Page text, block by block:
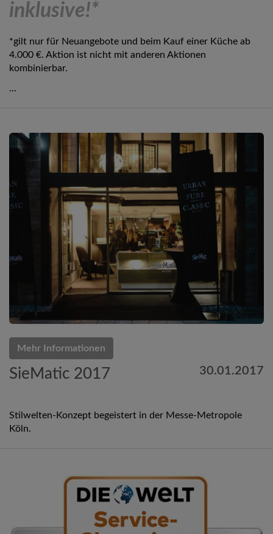
inklusive!*
*gilt nur für Neuangebote und beim Kauf einer Küche ab
4.000 €. Aktion ist nicht mit anderen Aktionen
kombinierbar.
...
Mehr Informationen
SieMatic 2017 30.01.2017
Stilwelten-Konzept begeistert in der Messe-Metropole
Köln.